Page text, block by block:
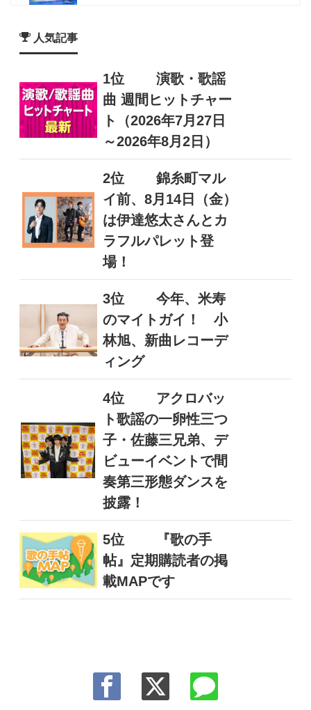
人気記事
1位
演歌・歌謡
曲 週間ヒットチャー
ト（2026年7月27日
～2026年8月2日）
2位
錦糸町マル
イ前、8月14日（金）
は伊達悠太さんとカ
ラフルパレット登
場！
3位
今年、米寿
のマイトガイ！ 小
林旭、新曲レコーデ
ィング
4位
アクロバッ
ト歌謡の一卵性三つ
子・佐藤三兄弟、デ
ビューイベントで間
奏第三形態ダンスを
披露！
5位
『歌の手
帖』定期購読者の掲
載MAPです